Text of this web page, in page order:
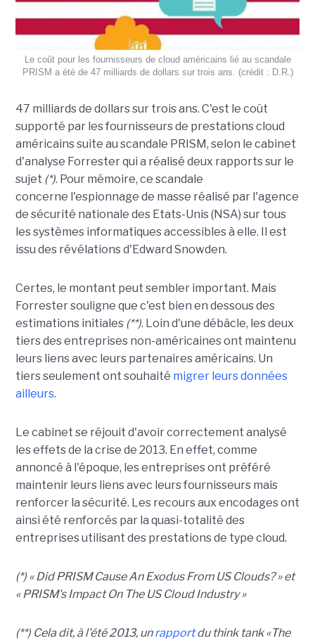
Le coût pour les fournisseurs de cloud américains lié au scandale
PRISM a été de 47 milliards de dollars sur trois ans. (crédit : D.R.)
47 milliards de dollars sur trois ans. C'est le coût
supporté par les fournisseurs de prestations cloud
américains suite au scandale PRISM, selon le cabinet
d'analyse Forrester qui a réalisé deux rapports sur le
sujet (*). Pour mémoire, ce scandale
concerne l'espionnage de masse réalisé par l'agence
de sécurité nationale des Etats-Unis (NSA) sur tous
les systèmes informatiques accessibles à elle. Il est
issu des révélations d'Edward Snowden.
Certes, le montant peut sembler important. Mais
Forrester souligne que c'est bien en dessous des
estimations initiales (**). Loin d'une débâcle, les deux
tiers des entreprises non-américaines ont maintenu
leurs liens avec leurs partenaires américains. Un
tiers seulement ont souhaité migrer leurs données
ailleurs.
Le cabinet se réjouit d'avoir correctement analysé
les effets de la crise de 2013. En effet, comme
annoncé à l'époque, les entreprises ont préféré
maintenir leurs liens avec leurs fournisseurs mais
renforcer la sécurité. Les recours aux encodages ont
ainsi été renforcés par la quasi-totalité des
entreprises utilisant des prestations de type cloud.
(*) « DidPRISMCause An Exodus From US Clouds? » et
«PRISM's Impact On The US Cloud Industry »
(**) Cela dit, àl'été 2013, unrapportdu think tank «The